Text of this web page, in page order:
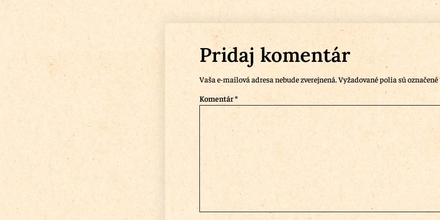
Pridaj komentár
Vaša e-mailová adresa nebude zverejnená.Vyžadované polia sú označené
Komentár*